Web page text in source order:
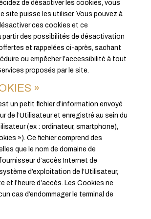
de désactiver les cookies, vous
site puisse les utiliser. Vous pouvez à
ces cookies et ce
partir des possibilités de désactivation
et rappelées ci-après, sachant
ou empêcher l’accessibilité à tout
proposés par le site.
»
un petit fichier d’information envoyé
de l’Utilisateur et enregistré au sein du
(ex : ordinateur, smartphone),
»). Ce fichier comprend des
que le nom de domaine de
d’accès Internet de
d’exploitation de l’Utilisateur,
et l’heure d’accès. Les Cookies ne
cas d’endommager le terminal de